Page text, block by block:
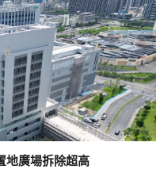
地廣場拆除超高